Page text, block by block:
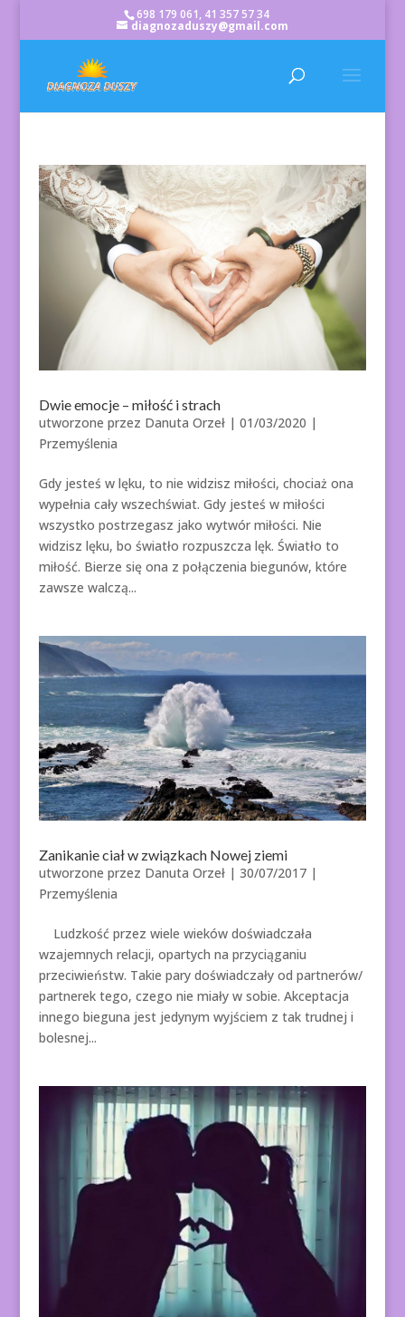
698 179 061, 41 357 57 34
diagnozaduszy@gmail.com
Dwie emocje – miłość i strach
utworzone przez Danuta Orzeł| 01/03/2020 |
Przemyślenia
Gdy jesteś w lęku, to nie widzisz miłości, chociaż ona
wypełnia cały wszechświat. Gdy jesteś w miłości
wszystko postrzegasz jako wytwór miłości. Nie
widzisz lęku, bo światło rozpuszcza lęk. Światło to
miłość. Bierze się ona z połączenia biegunów, które
zawsze walczą...
Zanikanie ciał w związkach Nowej ziemi
utworzone przez Danuta Orzeł| 30/07/2017|
Przemyślenia
Ludzkość przez wiele wieków doświadczała
wzajemnych relacji, opartych na przyciąganiu
przeciwieństw. Takie pary doświadczały od partnerów/
partnerek tego, czego nie miały w sobie. Akceptacja
innego bieguna jest jedynym wyjściem z tak trudnej i
bolesnej...